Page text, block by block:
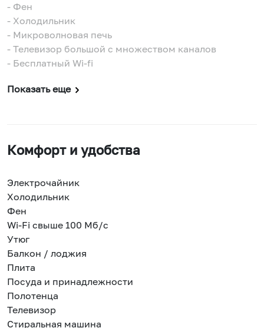
- Фен
- Холодильник
- Микроволновая печь
- Телевизор большой с множеством каналов
- Бесплатный Wi-fi
Показать еще
Комфорт и удобства
Электрочайник
Холодильник
Фен
Wi-Fi свыше 100 Мб/с
Утюг
Балкон / лоджия
Плита
Посуда и принадлежности
Полотенца
Телевизор
Стиральная машина